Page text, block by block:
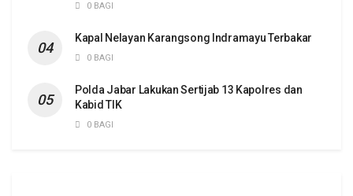
0 BAGI
Kapal Nelayan Karangsong Indramayu Terbakar
0 BAGI
Polda Jabar Lakukan Sertijab 13 Kapolres dan
Kabid TIK
0 BAGI